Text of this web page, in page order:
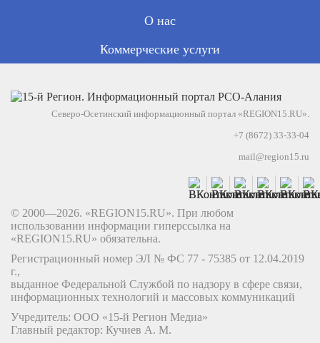
О нас
Коммерческие услуги
Северо-Осетинский информационный портал «REGION15.RU».
+7 (8672) 33-33-04
mail@region15.ru
© 2000—2026. «REGION15.RU». При любом
использовании информации гиперссылка на
«REGION15.RU» обязательна.
Регистрационный номер ЭЛ № ФС 77 - 75385 от 12.04.2019
г.,
выданное Федеральной Службой по надзору в сфере связи,
информационных технологий и массовых коммуникаций
Учредитель: ООО «15-й Регион Медиа»
Главный редактор: Кучиев А. М.